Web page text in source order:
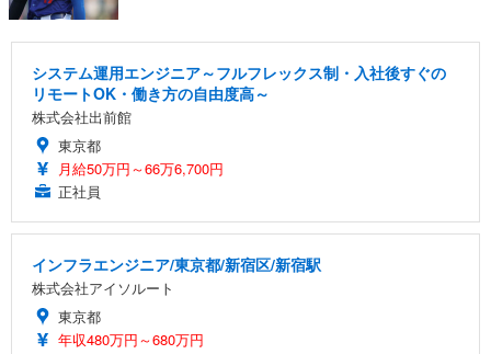
システム運用エンジニア～フルフレックス制・入社後すぐの
リモートOK・働き方の自由度高～
株式会社出前館
東京都
月給50万円～66万6,700円
正社員
インフラエンジニア/東京都/新宿区/新宿駅
株式会社アイソルート
東京都
年収480万円～680万円